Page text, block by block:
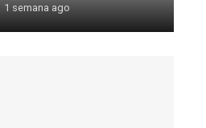
1 semana ago